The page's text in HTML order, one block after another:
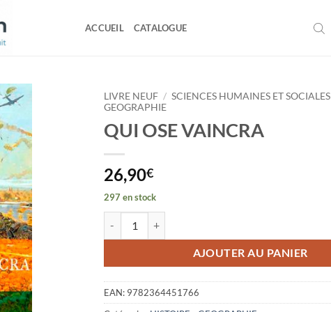
ACCUEIL CATALOGUE
LIVRE NEUF / SCIENCES HUMAINES ET SOCIALES
GEOGRAPHIE
QUI OSE VAINCRA
26,90€
297 en stock
AJOUTER AU PANIER
EAN: 9782364451766